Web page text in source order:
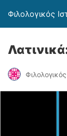
Φιλολογικός